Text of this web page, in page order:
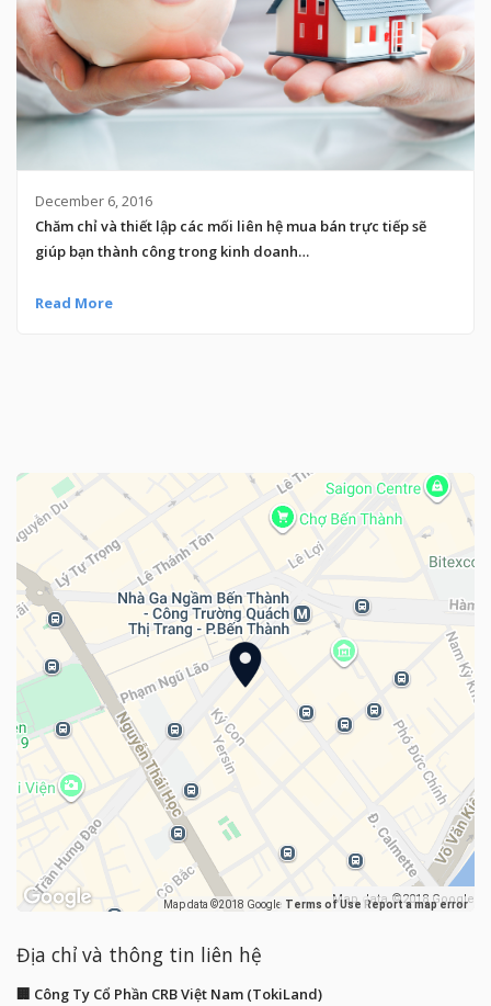
December 6, 2016
Chăm chỉ và thiết lập các mối liên hệ mua bán trực tiếp sẽ
giúp bạn thành công trong kinh doanh…
Read More
Map data ©2018 Google Map data ©2018 Google
Terms of Use Report a map error
Địa chỉ và thông tin liên hệ
🏢 Công Ty Cổ Phần CRB Việt Nam (TokiLand)